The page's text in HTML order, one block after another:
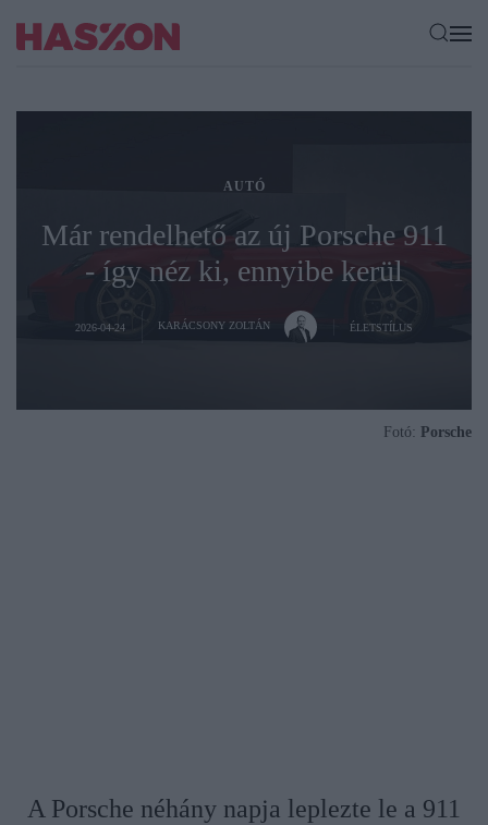
AUTÓ
Már rendelhető az új Porsche 911
- így néz ki, ennyibe kerül
2026-04-24 KARÁCSONY ZOLTÁN ÉLETSTÍLUS
Fotó: Porsche
A Porsche néhány napja leplezte le a 911